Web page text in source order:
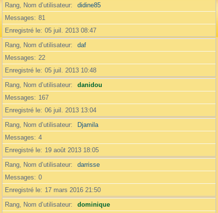
Rang, Nom d’utilisateur
didine85
Messages
81
Enregistré le 05 juil. 2013 08:47
Rang, Nom d’utilisateur
daf
Messages
22
Enregistré le 05 juil. 2013 10:48
Rang, Nom d’utilisateur
danidou
Messages
167
Enregistré le 06 juil. 2013 13:04
Rang, Nom d’utilisateur
Djamila
Messages
4
Enregistré le
19 août 2013 18:05
Rang, Nom d’utilisateur
darrisse
Messages
0
Enregistré le
17 mars 2016 21:50
Rang, Nom d’utilisateur
dominique